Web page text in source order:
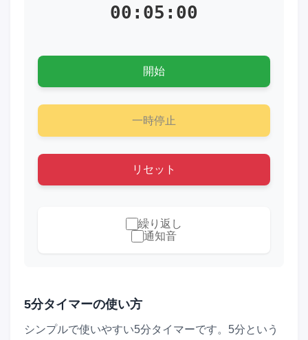
00:05:00
開始
一時停止
リセット
繰り返し
通知音
5分タイマーの使い方
シンプルで使いやすい5分タイマーです。5分という